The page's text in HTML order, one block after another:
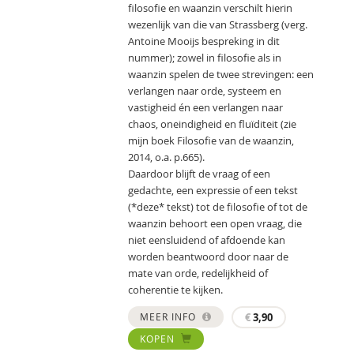
filosofie en waanzin verschilt hierin
wezenlijk van die van Strassberg (verg.
Antoine Mooijs bespreking in dit
nummer); zowel in filosofie als in
waanzin spelen de twee strevingen: een
verlangen naar orde, systeem en
vastigheid én een verlangen naar
chaos, oneindigheid en fluïditeit (zie
mijn boek Filosofie van de waanzin,
2014, o.a. p.665).
Daardoor blijft de vraag of een
gedachte, een expressie of een tekst
(*deze* tekst) tot de filosofie of tot de
waanzin behoort een open vraag, die
niet eensluidend of afdoende kan
worden beantwoord door naar de
mate van orde, redelijkheid of
coherentie te kijken.
MEER INFO €3,90
KOPEN